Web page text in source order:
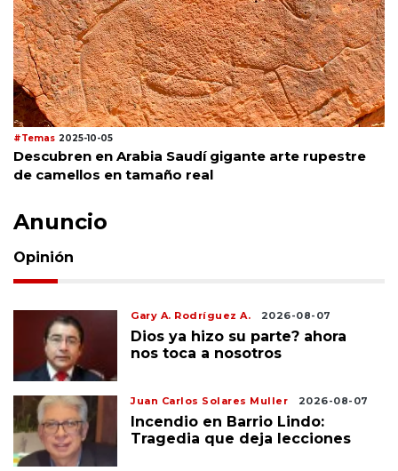
#Temas 2025-10-05
Descubren en Arabia Saudí gigante arte rupestre
de camellos en tamaño real
Anuncio
Opinión
Gary A. Rodríguez A. 2026-08-07
Dios ya hizo su parte? ahora
nos toca a nosotros
Juan Carlos Solares Muller 2026-08-07
Incendio en Barrio Lindo:
Tragedia que deja lecciones